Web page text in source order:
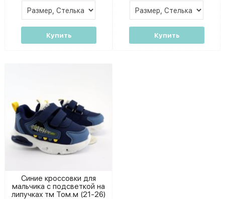
Купить Купить
Синие кроссовки для
мальчика с подсветкой на
липучках тм Том.м (21-26)